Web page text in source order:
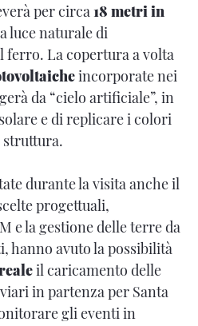
per circa 18 metri in
luce naturale di
ferro. La copertura a volta
incorporate nei
da “cielo artificiale”, in
e di replicare i colori
struttura.
durante la visita anche il
progettuali,
e la gestione delle terre da
hanno avuto la possibilità
il caricamento delle
in partenza per Santa
gli eventi in